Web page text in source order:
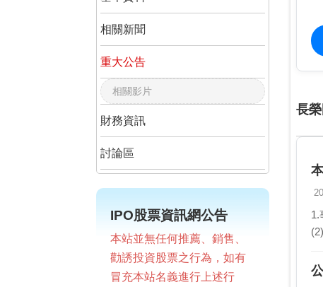
相關新聞
重大公告
相關影片
財務資訊
討論區
IPO股票資訊網公告
本站並無任何推薦、銷售、
勸誘投資股票之行為，如有
冒充本站名義進行上述行
長
1.